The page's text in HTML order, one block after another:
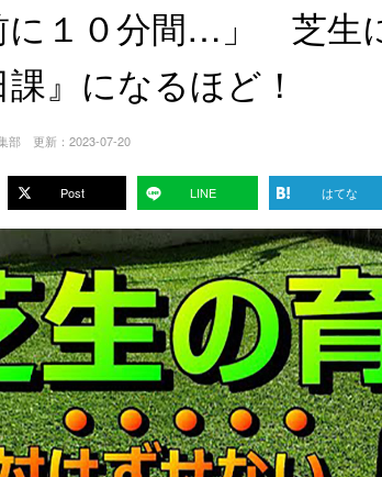
に１０分間…」 芝生
』になるほど！
部 更新： 2023-07-20
Post LINE はてな